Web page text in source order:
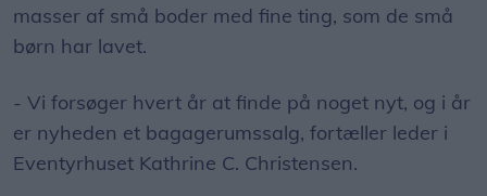
masser af små boder med fine ting, som de små
børn har lavet.
- Vi forsøger hvert år at finde på noget nyt, og i år
er nyheden et bagagerumssalg, fortæller leder i
Eventyrhuset Kathrine C. Christensen.